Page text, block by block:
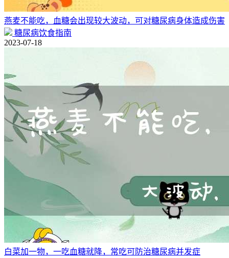
燕麦不能吃，血糖会出现较大波动，可对糖尿病身体造成伤害
糖尿病饮食指南
2023-07-18
白菜加一物，一吃血糖就降，常吃可防治糖尿病并发症